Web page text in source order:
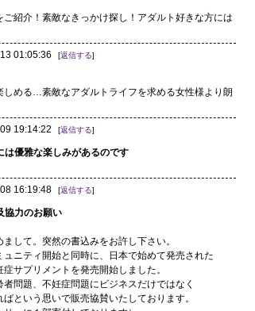
ご紹介！素敵なきっかけ探し！アダルト好きな方には
01:05:36 [返信する]
しめる…素敵なアダルトライフを求める女性様より朗
19:14:22 [返信する]
は優雅な楽しみがあるのです
16:19:48 [返信する]
協力のお願い
して。突然の書込みをお許し下さい。
ュニティ開始と同時に、日本で始めて発売された
サプリメントを発売開始しました。
者問題、不妊症問題にビジネスだけではなく
という思いで販売協賛いたしております。